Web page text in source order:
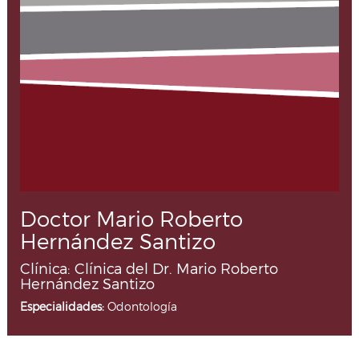
Doctor Mario Roberto
Hernández Santizo
Clínica: Clínica del Dr. Mario Roberto
Hernández Santizo
Especialidades: Odontología